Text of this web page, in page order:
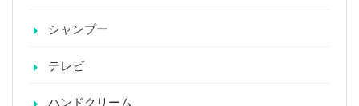
シャンプー
テレビ
ハンドクリーム